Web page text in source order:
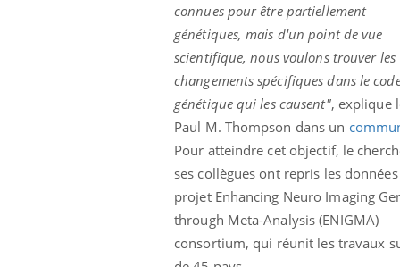
connues pour être partiellement
génétiques, mais d'un point de vue
scientifique, nous voulons trouver les
changements spécifiques dans le
génétique qui les causent", explique
Paul M. Thompson dans un
Pour atteindre cet objectif, le
ses collègues ont repris les
projet Enhancing Neuro Imaging
through Meta-Analysis (ENIGMA)
consortium, qui réunit les travaux
Comment oublier les
écrans en vacances ?
Toujours connectés :
comment le travail
empiète de plus en plus
sur nos soirées